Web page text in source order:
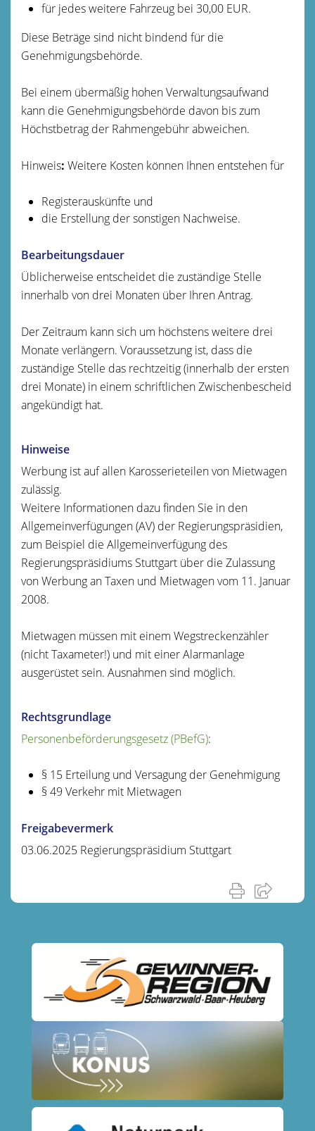
für jedes weitere Fahrzeug bei 30,00 EUR.
Diese Beträge sind nicht bindend für die
Genehmigungsbehörde.
Bei einem übermäßig hohen Verwaltungsaufwand
kann die Genehmigungsbehörde davon bis zum
Höchstbetrag der Rahmengebühr abweichen.
Hinweis: Weitere Kosten können Ihnen entstehen für
Registerauskünfte und
die Erstellung der sonstigen Nachweise.
Bearbeitungsdauer
Üblicherweise entscheidet die zuständige Stelle
innerhalb von drei Monaten über Ihren Antrag.
Der Zeitraum kann sich um höchstens weitere drei
Monate verlängern. Voraussetzung ist, dass die
zuständige Stelle das rechtzeitig (innerhalb der ersten
drei Monate) in einem schriftlichen Zwischenbescheid
angekündigt hat.
Hinweise
Werbung ist auf allen Karosserieteilen von Mietwagen
zulässig.
Weitere Informationen dazu finden Sie in den
Allgemeinverfügungen (AV) der Regierungspräsidien,
zum Beispiel die Allgemeinverfügung des
Regierungspräsidiums Stuttgart über die Zulassung
von Werbung an Taxen und Mietwagen vom 11. Januar
2008.
Mietwagen müssen mit einem Wegstreckenzähler
(nicht Taxameter!) und mit einer Alarmanlage
ausgerüstet sein. Ausnahmen sind möglich.
Rechtsgrundlage
Personenbeförderungsgesetz (PBefG):
§ 15 Erteilung und Versagung der Genehmigung
§ 49 Verkehr mit Mietwagen
Freigabevermerk
03.06.2025 Regierungspräsidium Stuttgart